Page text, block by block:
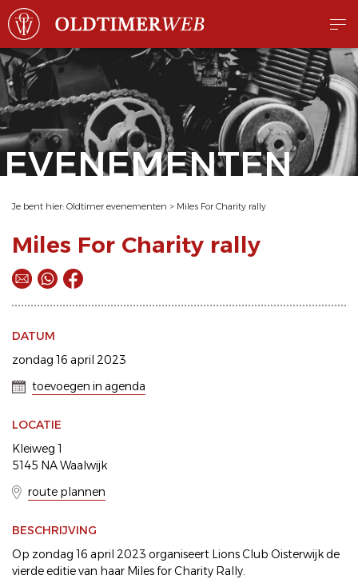
EVENEMENTEN
Je bent hier: Oldtimer evenementen > Miles For Charity rally
Miles For Charity rally
DATUM
zondag 16 april 2023
toevoegen in agenda
LOCATIE
Kleiweg 1
5145 NA Waalwijk
route plannen
BESCHRIJVING
Op zondag 16 april 2023 organiseert Lions Club Oisterwijk de
vierde editie van haar Miles for Charity Rally.